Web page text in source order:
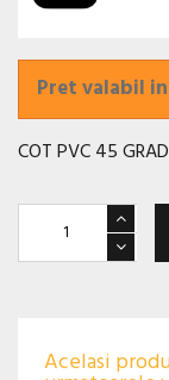
Pret valabil
COT PVC 45
Acelasi